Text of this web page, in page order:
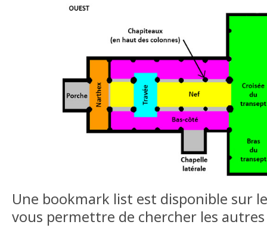
Une bookmark list est disponible sur
vous permettre de chercher les autres